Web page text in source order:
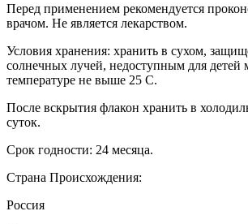
Перед применением рекомендуется
врачом. Не является лекарством.
Условия хранения: хранить в сухом,
солнечных лучей, недоступным для детей
температуре не выше 25 С.
После вскрытия флакон хранить в
суток.
Срок годности: 24 месяца.
Страна Происхождения:
Россия